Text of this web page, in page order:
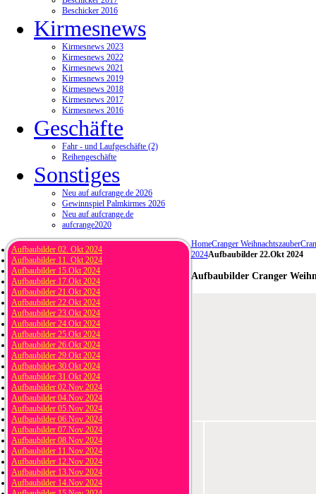
Beschicker 2016
Kirmesnews
Kirmesnews 2023
Kirmesnews 2022
Kirmesnews 2021
Kirmesnews 2019
Kirmesnews 2018
Kirmesnews 2017
Kirmesnews 2016
Geschäfte
Fahr - und Laufgeschäfte (2)
Reihengeschäfte
Sonstiges
Neu auf aufcrange.de 2026
Gewinnspiel Palmkirmes 2026
Neu auf aufcrange.de
aufcrange2020
HomeCranger Weihnachtszauber
2024Aufbaubilder 22.Okt 2024
Aufbaubilder Cranger
Aufbaubilder 02. Okt 2024
Aufbaubilder 11. Okt 2024
Aufbaubilder 15.Okt 2024
Aufbaubilder 17.Okt 2024
Aufbaubilder 21.Okt 2024
Aufbaubilder 22.Okt 2024
Aufbaubilder 23.Okt 2024
Aufbaubilder 24.Okt 2024
Aufbaubilder 25.Okt 2024
Aufbaubilder 26.Okt 2024
Aufbaubilder 29.Okt 2024
Aufbaubilder 30.Okt 2024
Aufbaubilder 31.Okt 2024
Aufbaubilder 02.Nov 2024
Aufbaubilder 04.Nov 2024
Aufbaubilder 05.Nov 2024
Aufbaubilder 06.Nov 2024
Aufbaubilder 07.Nov 2024
Aufbaubilder 08.Nov 2024
Aufbaubilder 11.Nov 2024
Aufbaubilder 12.Nov 2024
Aufbaubilder 13.Nov 2024
Aufbaubilder 14.Nov 2024